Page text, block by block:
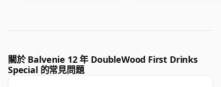
關於 Balvenie 12 年 DoubleWood First Drinks
Special 的常見問題